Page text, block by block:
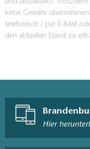
und aktualisiert.
keine Gewähr
telefonisch / per E-Mail
den aktuellen Stand zu
Hier